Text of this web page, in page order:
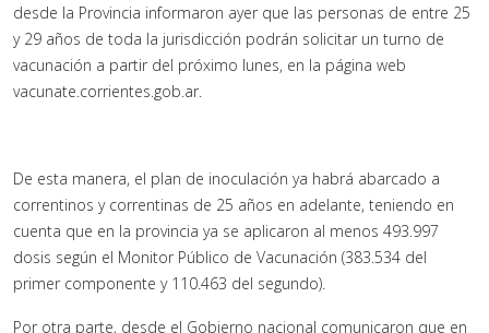
desde la Provincia informaron ayer que las personas de entre 25
y 29 años de toda la jurisdicción podrán solicitar un turno de
vacunación a partir del próximo lunes, en la página web
vacunate.corrientes.gob.ar.
De esta manera, el plan de inoculación ya habrá abarcado a
correntinos y correntinas de 25 años en adelante, teniendo en
cuenta que en la provincia ya se aplicaron al menos 493.997
dosis según el Monitor Público de Vacunación (383.534 del
primer componente y 110.463 del segundo).
Por otra parte, desde el Gobierno nacional comunicaron que en